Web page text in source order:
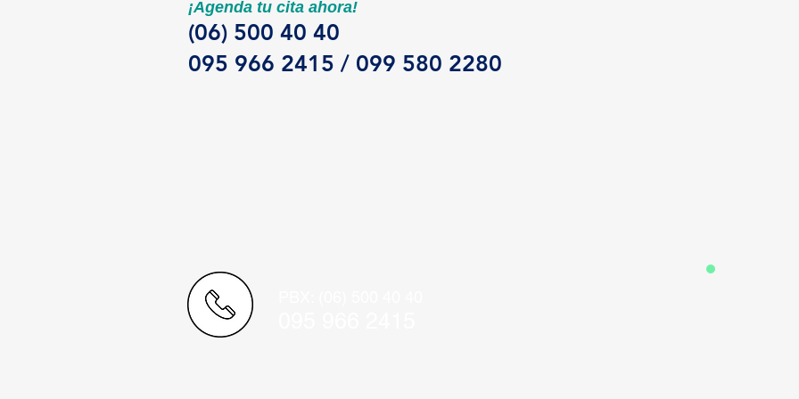
¡Agenda tu cita ahora!
(06) 500 40 40
095 966 2415 / 099 580 2280